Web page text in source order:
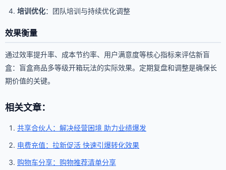
培训优化：团队培训与持续优化调整
效果衡量
通过效率提升率、成本节约率、用户满意度等核心指标来评估新盲
盒：盲盒商品多等级开箱玩法的实际效果。定期复盘和调整是确保长
期价值的关键。
相关文章：
共享合伙人：解决经营困境 助力业绩爆发
电费充值：拉新促活 快速引爆转化效果
购物车分享：购物推荐清单分享